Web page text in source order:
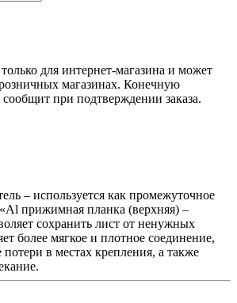
для интернет-магазина и может
магазинах. Конечную
при подтверждении заказа.
– используется как промежуточное
прижимная планка (верхняя) –
сохранить лист от ненужных
более мягкое и плотное соединение,
в местах крепления, а также